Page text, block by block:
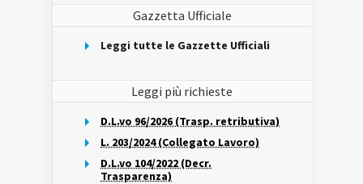
Gazzetta Ufficiale
Leggi tutte le Gazzette Ufficiali
Leggi più richieste
D.L.vo 96/2026 (Trasp. retributiva)
L. 203/2024 (Collegato Lavoro)
D.L.vo 104/2022 (Decr.
Trasparenza)